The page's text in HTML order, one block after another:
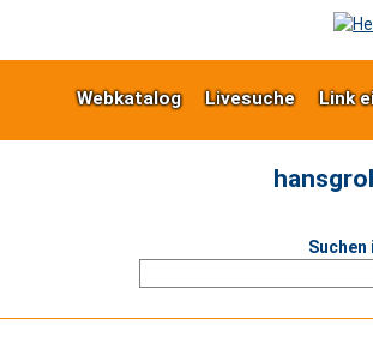
Webkatalog Livesuche Link
Suchen